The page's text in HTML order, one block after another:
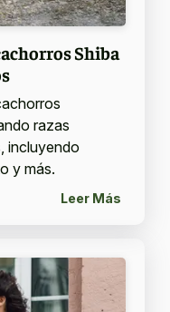
Shiba
razas
incluyendo
y más.
Leer Más